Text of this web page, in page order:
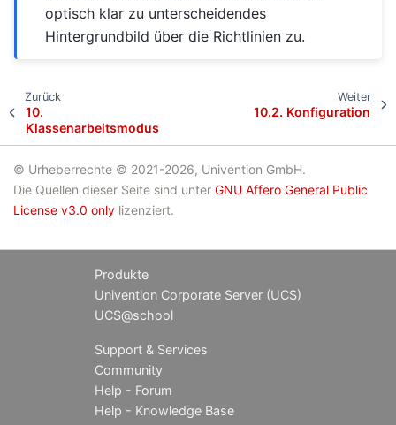
optisch klar zu unterscheidendes
Hintergrundbild über die Richtlinien zu.
Zurück
10.
Klassenarbeitsmodus
Weiter
10.2. Konfiguration
© Urheberrechte © 2021-2026, Univention GmbH.
Die Quellen dieser Seite sind unter GNU Affero General Public
License v3.0 only lizenziert.
Produkte
Univention Corporate Server (UCS)
UCS@school
Support & Services
Community
Help - Forum
Help - Knowledge Base